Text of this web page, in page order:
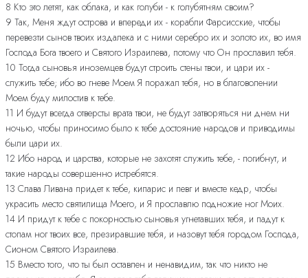
8 Кто это летят, как облака, и как голуби - к голубятням своим?
9 Так, Меня ждут острова и впереди их - корабли Фарсисские, чтобы
перевезти сынов твоих издалека и с ними серебро их и золото их, во имя
Господа Бога твоего и Святого Израилева, потому что Он прославил тебя.
10 Тогда сыновья иноземцев будут строить стены твои, и цари их -
служить тебе; ибо во гневе Моем Я поражал тебя, но в благоволении
Моем буду милостив к тебе.
11 И будут всегда отверсты врата твои, не будут затворяться ни днем ни
ночью, чтобы приносимо было к тебе достояние народов и приводимы
были цари их.
12 Ибо народ и царства, которые не захотят служить тебе, - погибнут, и
такие народы совершенно истребятся.
13 Слава Ливана придет к тебе, кипарис и певг и вместе кедр, чтобы
украсить место святилища Моего, и Я прославлю подножие ног Моих.
14 И придут к тебе с покорностью сыновья угнетавших тебя, и падут к
стопам ног твоих все, презиравшие тебя, и назовут тебя городом Господа,
Сионом Святого Израилева.
15 Вместо того, что ты был оставлен и ненавидим, так что никто не